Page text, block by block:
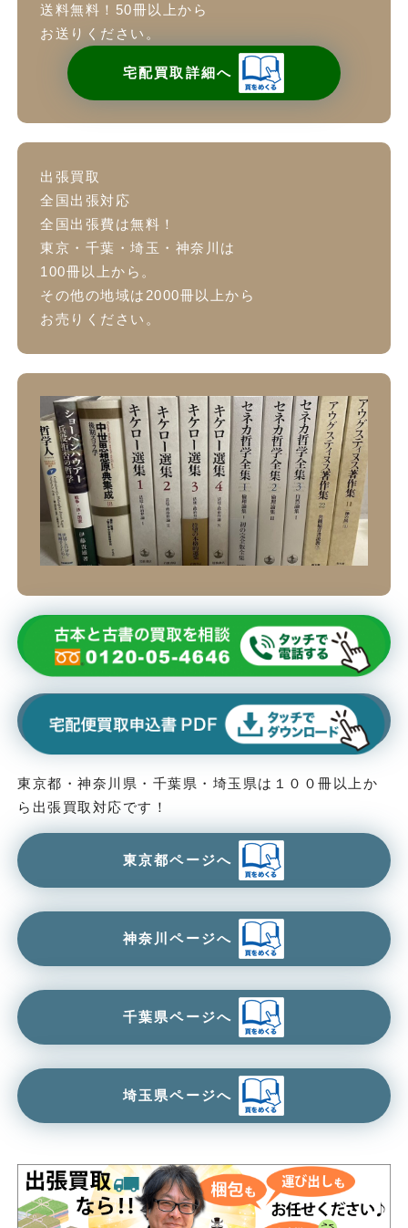
送料無料！50冊以上から
お送りください。
宅配買取詳細へ
出張買取
全国出張対応
全国出張費は無料！
東京・千葉・埼玉・神奈川は
100冊以上から。
その他の地域は2000冊以上から
お売りください。
東京都・神奈川県・千葉県・埼玉県は１００冊以上か
ら出張買取対応です！
東京都ページへ
神奈川ページへ
千葉県ページへ
埼玉県ページへ